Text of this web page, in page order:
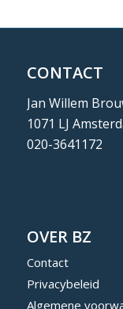
CONTACT
Jan Willem
1071 LJ
020-3641172
OVER BZ
Contact
Privacybeleid
Algemene